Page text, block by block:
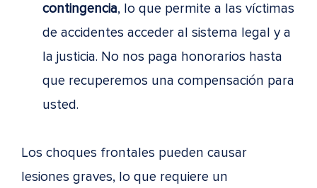
contingencia, lo que permite a las víctimas
de accidentes acceder al sistema legal y a
la justicia. No nos paga honorarios hasta
que recuperemos una compensación para
usted.
Los choques frontales pueden causar
lesiones graves, lo que requiere un